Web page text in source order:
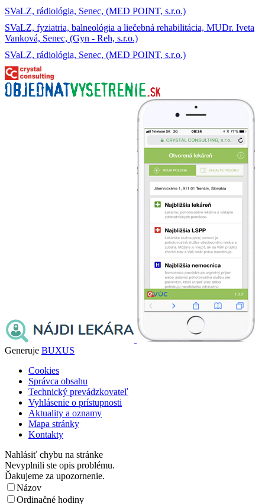
SVaLZ, rádiológia, Senec, (MED POINT, s.r.o.)
SVaLZ, fyziatria, balneológia a liečebná rehabilitácia, MUDr. Iveta
Vanková, Senec, (Gyn - Reh, s.r.o.)
SVaLZ, rádiológia, Senec, (MED POINT, s.r.o.)
Generuje BUXUS
Cookies
Správca obsahu
Technický prevádzkovateľ
Vyhlásenie o prístupnosti
Aktuality a oznamy
Mapa stránky
Kontakty
Nahlásiť chybu na stránke
Nevyplnili ste opis problému.
Ďakujeme za upozornenie.
Názov
Ordinačné hodiny